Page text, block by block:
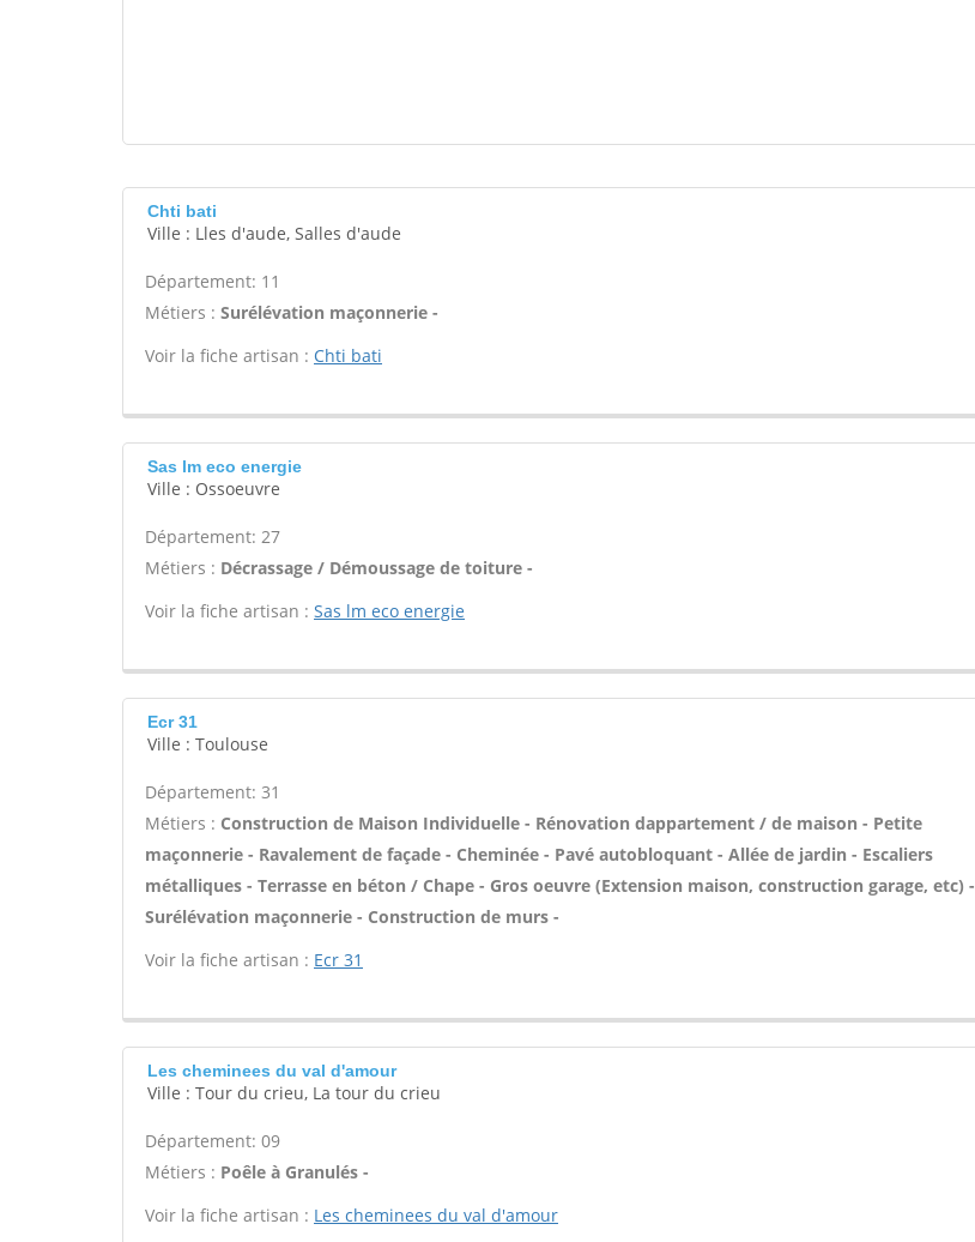
Chti bati
Ville : Lles d'aude, Salles d'aude
Département: 11
Métiers : Surélévation maçonnerie -
Voir la fiche artisan : Chti bati
Sas lm eco energie
Ville : Ossoeuvre
Département: 27
Métiers : Décrassage / Démoussage de toiture -
Voir la fiche artisan : Sas lm eco energie
Ecr 31
Ville : Toulouse
Département: 31
Métiers : Construction de Maison Individuelle - Rénovation dappartement / de maison - Petite
maçonnerie - Ravalement de façade - Cheminée - Pavé autobloquant - Allée de jardin - Escaliers
métalliques - Terrasse en béton / Chape - Gros oeuvre (Extension maison, construction garage, etc) -
Surélévation maçonnerie - Construction de murs -
Voir la fiche artisan : Ecr 31
Les cheminees du val d'amour
Ville : Tour du crieu, La tour du crieu
Département: 09
Métiers : Poêle à Granulés -
Voir la fiche artisan : Les cheminees du val d'amour